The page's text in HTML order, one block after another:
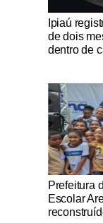
Notícias Católicas
Ipiaú
de dois
dentro de
Notícias Católicas
Prefeitura
Escolar